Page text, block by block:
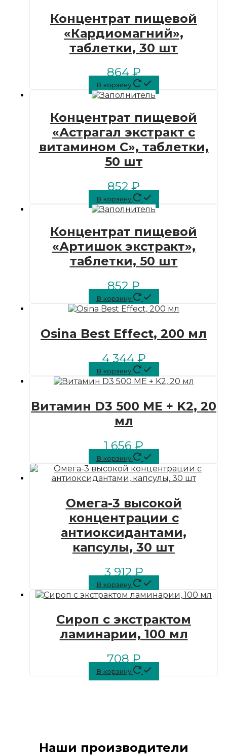
Концентрат пищевой
«Кардиомагний»,
таблетки, 30 шт
864₽
В корзину
Концентрат пищевой
«Астрагал экстракт с
витамином C», таблетки,
50 шт
852₽
В корзину
Концентрат пищевой
«Артишок экстракт»,
таблетки, 50 шт
852₽
В корзину
Osina Best Effect, 200 мл
4 344₽
В корзину
Витамин D3 500 МЕ + K2, 20
мл
1 656₽
В корзину
Омега-3 высокой
концентрации с
антиоксидантами,
капсулы, 30 шт
3 912 ₽
В корзину
Сироп с экстрактом
ламинарии, 100 мл
708₽
В корзину
Наши производители